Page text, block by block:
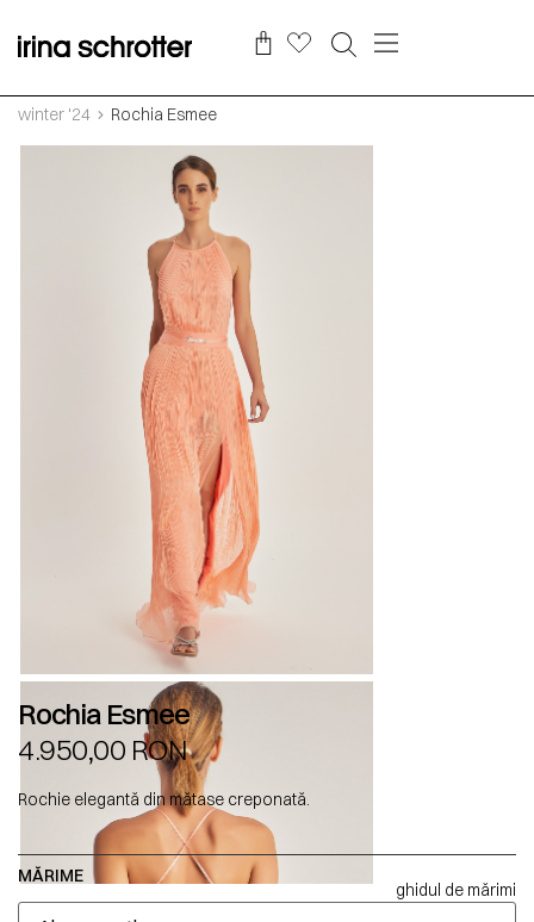
winter '24 Rochia Esmee
Rochia Esmee
4.950,00 RON
Rochie elegantă din mătase creponată.
MĂRIME
ghidul de mărimi